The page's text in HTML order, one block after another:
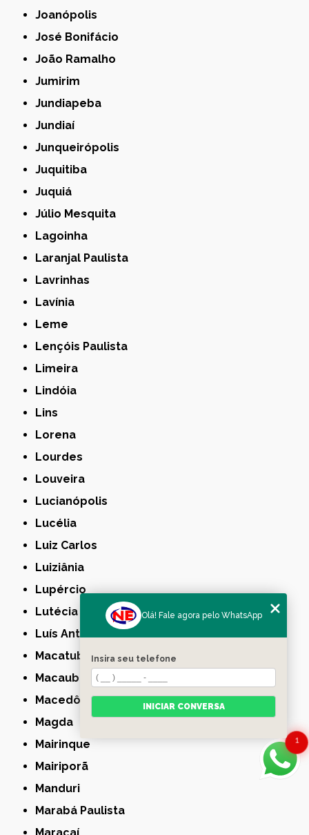
Joanópolis
José Bonifácio
João Ramalho
Jumirim
Jundiapeba
Jundiaí
Junqueirópolis
Juquitiba
Juquiá
Júlio Mesquita
Lagoinha
Laranjal Paulista
Lavrinhas
Lavínia
Leme
Lençóis Paulista
Limeira
Lindóia
Lins
Lorena
Lourdes
Louveira
Lucianópolis
Lucélia
Luiz Carlos
Luiziânia
Lupércio
Lutécia
Luís Antônio
Macatuba
Macaubal
Macedônia
Magda
Mairinque
Mairiporã
Manduri
Marabá Paulista
1
Olá! Fale agora pelo WhatsApp
Insira seu telefone
INICIAR CONVERSA